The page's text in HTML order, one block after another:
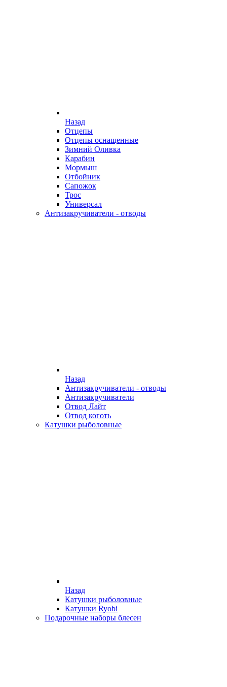
Назад
Отцепы
Отцепы оснащенные
Зимний Оливка
Карабин
Мормыш
Отбойник
Сапожок
Трос
Универсал
Антизакручиватели - отводы
Назад
Антизакручиватели - отводы
Антизакручиватели
Отвод Лайт
Отвод коготь
Катушки рыболовные
Назад
Катушки рыболовные
Катушки Ryobi
Подарочные наборы блесен